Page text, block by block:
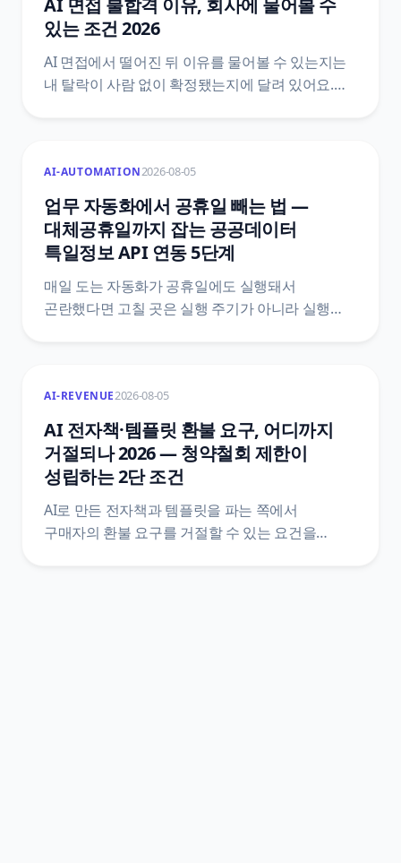
AI 면접 불합격 이유, 회사에 물어볼 수
있는 조건 2026
AI 면접에서 떨어진 뒤 이유를 물어볼 수 있는지는
내 탈락이 사람 없이 확정됐는지에 달려 있어요.
AI-AUTOMATION2026-08-05
업무 자동화에서 공휴일 빼는 법 —
대체공휴일까지 잡는 공공데이터
특일정보 API 연동 5단계
매일 도는 자동화가 공휴일에도 실행돼서
곤란했다면 고칠 곳은 실행 주기가 아니라 실행
틀리는지, 공식 문서끼리 어긋나는 지점은
어디인지까지 원문을 근거로 정리했어요.
AI-REVENUE2026-08-05
AI 전자책·템플릿 환불 요구, 어디까지
거절되나 2026 — 청약철회 제한이
성립하는 2단 조건
AI로 만든 전자책과 템플릿을 파는 쪽에서
구매자의 환불 요구를 거절할 수 있는 요건을